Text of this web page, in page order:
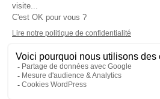
Contactez-nous-Mentions légales
confidentialité-Gestion des cookies